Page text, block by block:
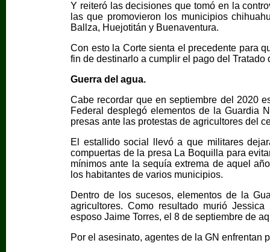
Y reiteró las decisiones que tomó en la
las que promovieron los municipios
Ballza, Huejotitán y Buenaventura.
Con esto la Corte sienta el precedente para
fin de destinarlo a cumplir el pago del
Guerra del agua.
Cabe recordar que en septiembre del 2020
Federal desplegó elementos de la Guardia
presas ante las protestas de agricultores del
El estallido social llevó a que militares
compuertas de la presa La Boquilla para
mínimos ante la sequía extrema de aquel
los habitantes de varios municipios.
Dentro de los sucesos, elementos de la
agricultores. Como resultado murió
esposo Jaime Torres, el 8 de septiembre de
Por el asesinato, agentes de la GN enfrentan